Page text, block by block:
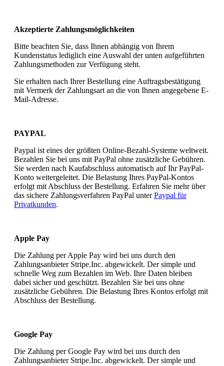
Akzeptierte Zahlungsmöglichkeiten
Bitte beachten Sie, dass Ihnen abhängig von Ihrem
Kundenstatus lediglich eine Auswahl der unten aufgeführten
Zahlungsmethoden zur Verfügung steht.
Sie erhalten nach Ihrer Bestellung eine Auftragsbestätigung
mit Vermerk der Zahlungsart an die von Ihnen angegebene E-
Mail-Adresse.
PAYPAL
Paypal ist eines der größten Online-Bezahl-Systeme weltweit.
Bezahlen Sie bei uns mit PayPal ohne zusätzliche Gebühren.
Sie werden nach Kaufabschluss automatisch auf Ihr PayPal-
Konto weitergeleitet. Die Belastung Ihres PayPal-Kontos
erfolgt mit Abschluss der Bestellung. Erfahren Sie mehr über
das sichere Zahlungsverfahren PayPal unterPaypal für
Privatkunden.
Apple Pay
Die Zahlung per Apple Pay wird bei uns durch den
Zahlungsanbieter Stripe.Inc. abgewickelt. Der simple und
schnelle Weg zum Bezahlen im Web. Ihre Daten bleiben
dabei sicher und geschützt. Bezahlen Sie bei uns ohne
zusätzliche Gebühren. Die Belastung Ihres Kontos erfolgt mit
Abschluss der Bestellung.
Google Pay
Die Zahlung per Google Pay wird bei uns durch den
Zahlungsanbieter Stripe.Inc. abgewickelt. Der simple und